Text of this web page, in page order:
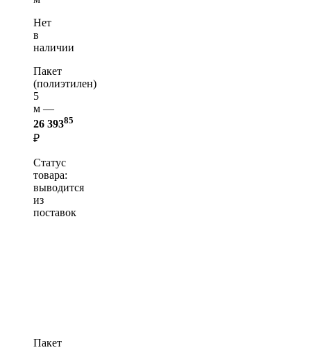
Нет
в
наличии
Пакет
(полиэтилен)
5
м —
26 39385
₽
Статус
товара:
выводится
из
поставок
Пакет